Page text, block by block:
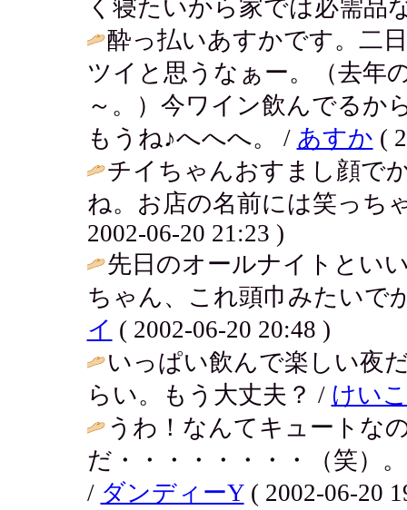
く寝たいから家では必需品
酔っ払いあすかです。二
ツイと思うなぁー。（去年
～。）今ワイン飲んでるか
もうね♪へへへ。 / あすか (
チイちゃんおすまし顔で
ね。お店の名前には笑っち
2002-06-20 21:23 )
先日のオールナイトとい
ちゃん、これ頭巾みたいで
イ ( 2002-06-20 20:48 )
いっぱい飲んで楽しい夜
らい。もう大丈夫？ / けいこ
うわ！なんてキュートな
だ・・・・・・・・（笑）
/ ダンディーY( 2002-06-20